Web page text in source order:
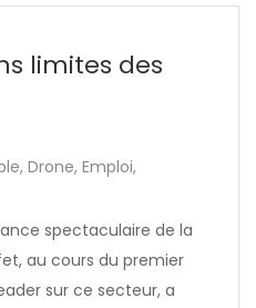
limites des
, Drone, Emploi,
spectaculaire de la
au cours du premier
sur ce secteur, a